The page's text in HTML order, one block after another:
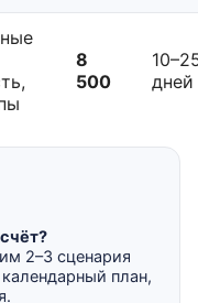
8
500
дней
2–3 сценария
план,